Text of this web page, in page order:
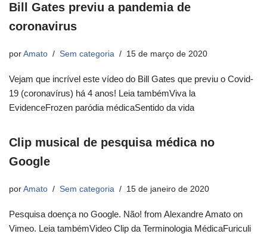
Bill Gates previu a pandemia de
coronavirus
por Amato Sem categoria 15 de março de 2020
Vejam que incrível este vídeo do Bill Gates que previu o Covid-
19 (coronavírus) há 4 anos! Leia tambémViva la
EvidenceFrozen paródia médicaSentido da vida
Clip musical de pesquisa médica no
Google
por Amato Sem categoria 15 de janeiro de 2020
Pesquisa doença no Google. Não! from Alexandre Amato on
Vimeo. Leia tambémVideo Clip da Terminologia MédicaFuriculi